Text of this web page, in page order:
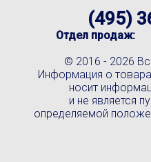
(495)
Отдел продаж:
© 2016 - 2026
Информация о
носит
и не является
определяемой